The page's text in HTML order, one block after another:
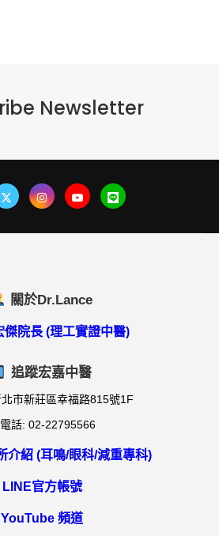
Newsletter
關於Dr.Lance
傑院長 (理工實證中醫)
追蹤宏嘉中醫
市新莊區幸福路815號1F
電話: 02-22795566
介紹 (耳鳴/眼科/減重專科)
LINE官方帳號
YouTube 頻道